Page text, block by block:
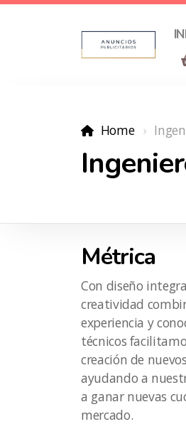
Home
Métrica
Con diseño
creatividad
experiencia y
técnicos
creación de
ayudando a
a ganar nuevas
mercado.